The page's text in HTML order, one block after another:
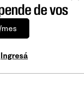
de vos
Ingresá